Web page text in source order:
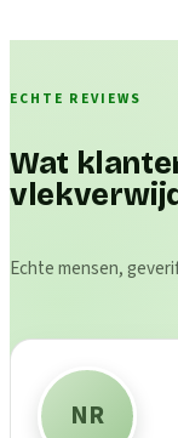
ECHTE REVIEWS
Wat
Echte mensen,
NR